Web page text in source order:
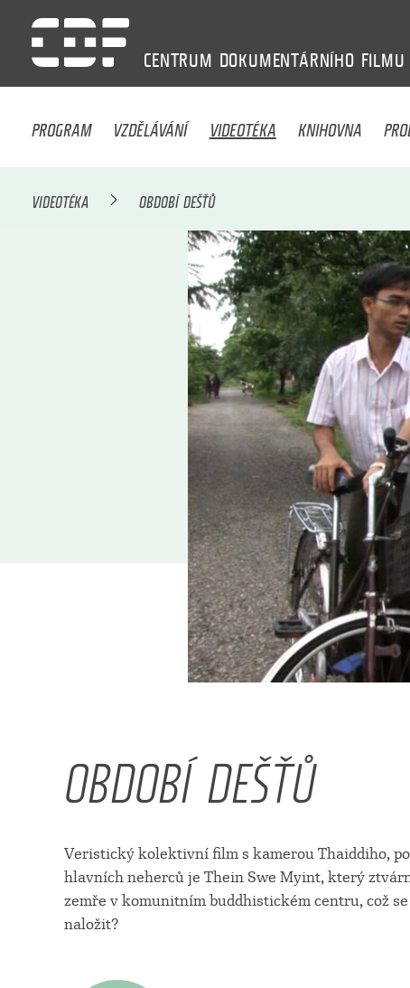
CENTRUM DOKUMENTÁRNÍHO FILMU
PROGRAM VZDĚLÁVÁNÍ VIDEOTÉKA KNIHOVNA
VIDEOTÉKA OBDOBÍ DEŠŤŮ
OBDOBÍ DEŠŤŮ
Veristický kolektivní film s kamerou Thaiddiho,
hlavních neherců je Thein Swe Myint, který
zemře v komunitním buddhistickém centru, což
naložit?